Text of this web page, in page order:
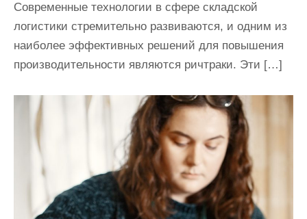
Современные технологии в сфере складской
логистики стремительно развиваются, и одним из
наиболее эффективных решений для повышения
производительности являются ричтраки. Эти […]